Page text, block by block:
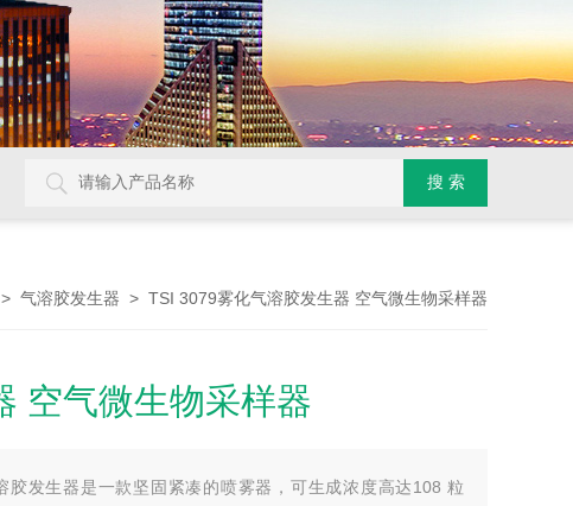
> 气溶胶发生器 > TSI 3079雾化气溶胶发生器 空气微生物采样器
空气微生物采样器
胶发生器是一款坚固紧凑的喷雾器，可生成浓度高达108 粒